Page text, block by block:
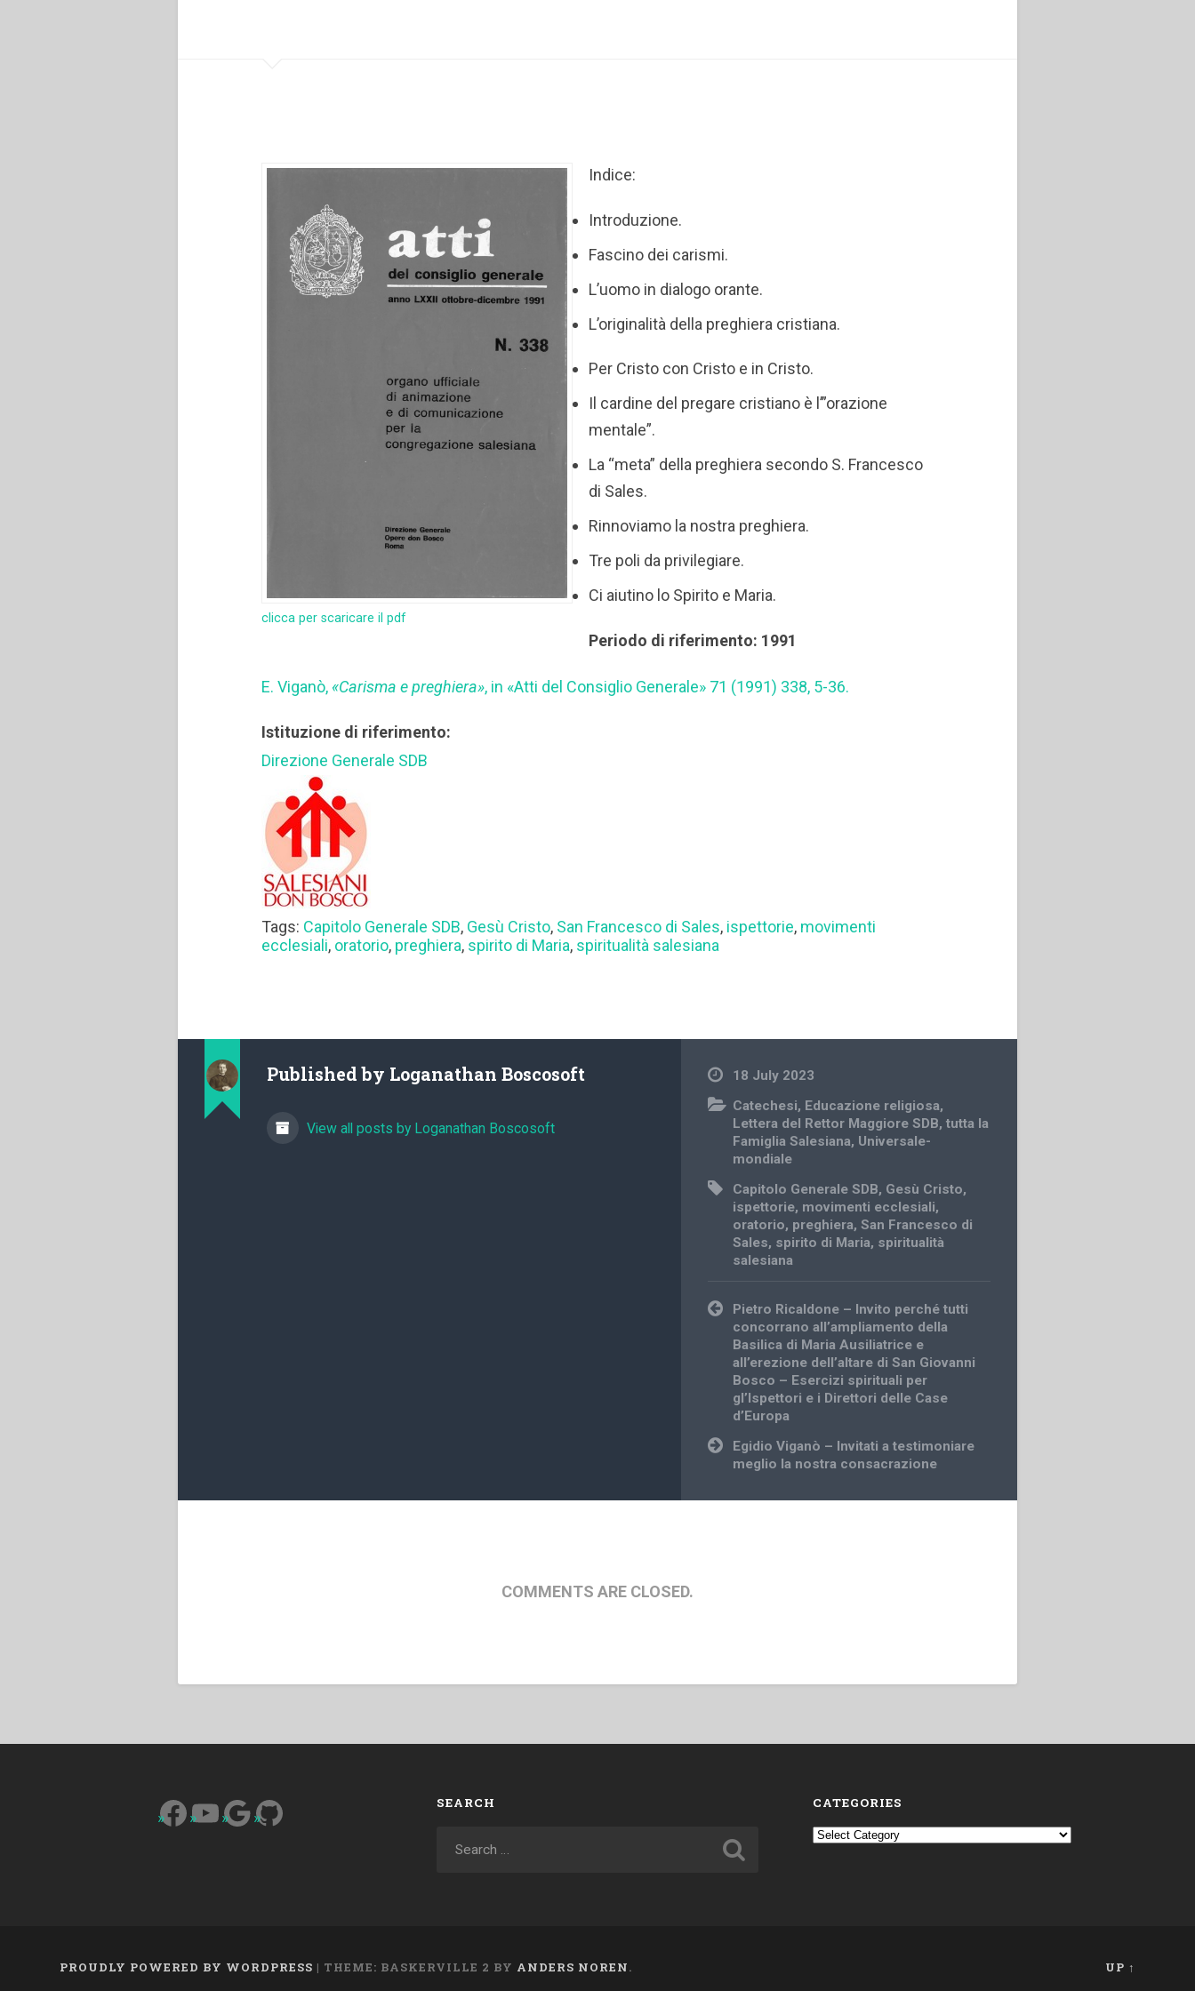
clicca per scaricare il pdf
Indice:
Introduzione.
Fascino dei carismi.
L’uomo in dialogo orante.
L’originalità della preghiera cristiana.
Per Cristo con Cristo e in Cristo.
Il cardine del pregare cristiano è l’”orazione
mentale”.
La “meta” della preghiera secondo S. Francesco
di Sales.
Rinnoviamo la nostra preghiera.
Tre poli da privilegiare.
Ci aiutino lo Spirito e Maria.
Periodo di riferimento: 1991
E. Viganò, «Carisma e preghiera», in «Atti del Consiglio Generale» 71 (1991) 338, 5-36.
Istituzione di riferimento:
Direzione Generale SDB
Tags: Capitolo Generale SDB, Gesù Cristo, San Francesco di Sales, ispettorie, movimenti
ecclesiali, oratorio, preghiera, spirito di Maria, spiritualità salesiana
Published by Loganathan Boscosoft
View all posts by Loganathan Boscosoft
18 July 2023
Catechesi, Educazione religiosa,
Lettera del Rettor Maggiore SDB,tutta la
Famiglia Salesiana, Universale-
mondiale
Capitolo Generale SDB, Gesù Cristo,
ispettorie, movimenti ecclesiali,
oratorio, preghiera,San Francesco di
Sales, spirito di Maria, spiritualità
salesiana
Post
navigation
Pietro Ricaldone – Invito perché tutti
concorrano all’ampliamento della
Basilica di Maria Ausiliatrice e
all’erezione dell’altare di San Giovanni
Bosco – Esercizi spirituali per
gl’Ispettori e i Direttori delle Case
d’Europa
Egidio Viganò – Invitati a testimoniare
meglio la nostra consacrazione
COMMENTS ARE CLOSED.
Facebook
YouTube
Google
GitHub SEARCH CATEGORIES
Categories
PROUDLY POWERED BY WORDPRESS | THEME: BASKERVILLE 2 BY ANDERS NOREN. UP ↑